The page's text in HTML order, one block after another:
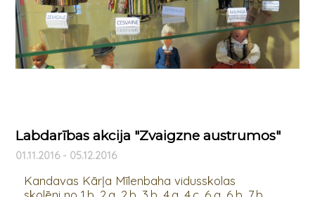
Labdarības akcija "Zvaigzne austrumos"
01.11.2016 - 05.12.2016
Kandavas Kārļa Mīlenbaha vidusskolas